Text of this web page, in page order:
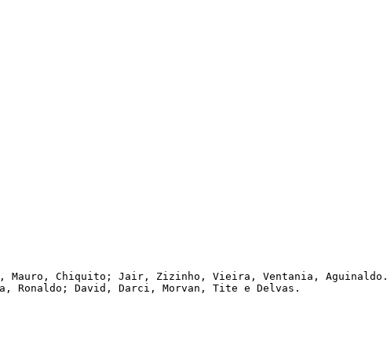
Mauro, Chiquito; Jair, Zizinho, Vieira, Ventania, Aguinaldo.
Ronaldo; David, Darci, Morvan, Tite e Delvas.